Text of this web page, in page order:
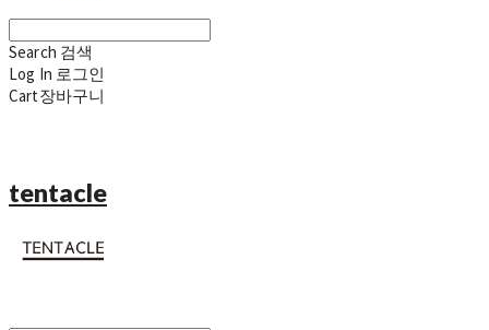
Search 검색
Log In 로그인
Cart장바구니
tentacle